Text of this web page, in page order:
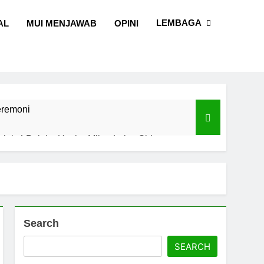
MUI MENJAWAB OPINI LEMBAGA
4 Pelaku Usaha Mikro Lulus Sidang
Selatan
dan Sains
Search
SEARCH